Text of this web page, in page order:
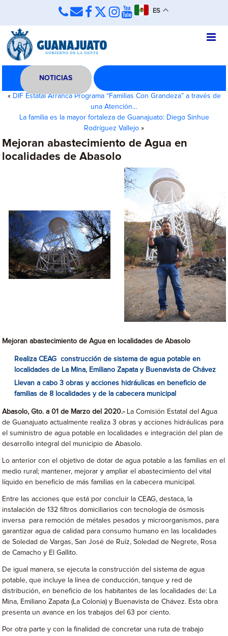
ES
NOTICIAS
« DIF Estatal Arranca Programa “Familias Con Grandeza” a través de
una Atención…
La familia es la mayor fortaleza de Guanajuato: Diego Sinhue
Rodríguez Vallejo »
Mejoran abastecimiento de Agua en
localidades de Abasolo
Mejoran abastecimiento de Agua en localidades de Abasolo
Realiza CEAG construcción de sistema de agua potable en
localidades de La Mina, Emiliano Zapata y Buenavista de Chávez
Llevan a cabo 3 obras y acciones hidráulicas en beneficio de
familias de 8 localidades y de la cabecera municipal
Abasolo, Gto. a 01 de Marzo del 2020.-La Comisión Estatal del Agua
de Guanajuato actualmente realiza 3 obras y acciones hidráulicas para
el suministro de agua potable en localidades e integración del plan de
desarrollo integral del municipio de Abasolo.
Lo anterior con el objetivo de dotar de agua potable a las familias en el
medio rural; mantener, mejorar y ampliar el abastecimiento del vital
líquido en beneficio de más familias en la cabecera municipal.
Entre las acciones que está por concluir la CEAG, destaca, la
instalación de 132 filtros domiciliarios con tecnología de ósmosis
inversa para remoción de métales pesados y microorganismos, para
garantizar agua de calidad para consumo humano en las localidades
de Soledad de Vargas, San José de Ruíz, Soledad de Negrete, Rosa
de Camacho y El Gallito.
De igual manera, se ejecuta la construcción del sistema de agua
potable, que incluye la línea de conducción, tanque y red de
distribución, en beneficio de los habitantes de las localidades de: La
Mina, Emiliano Zapata (La Colonia) y Buenavista de Chávez. Esta obra
presenta un avance en los trabajos del 63 por ciento.
Por otra parte y con la finalidad de concretar una ruta de trabajo